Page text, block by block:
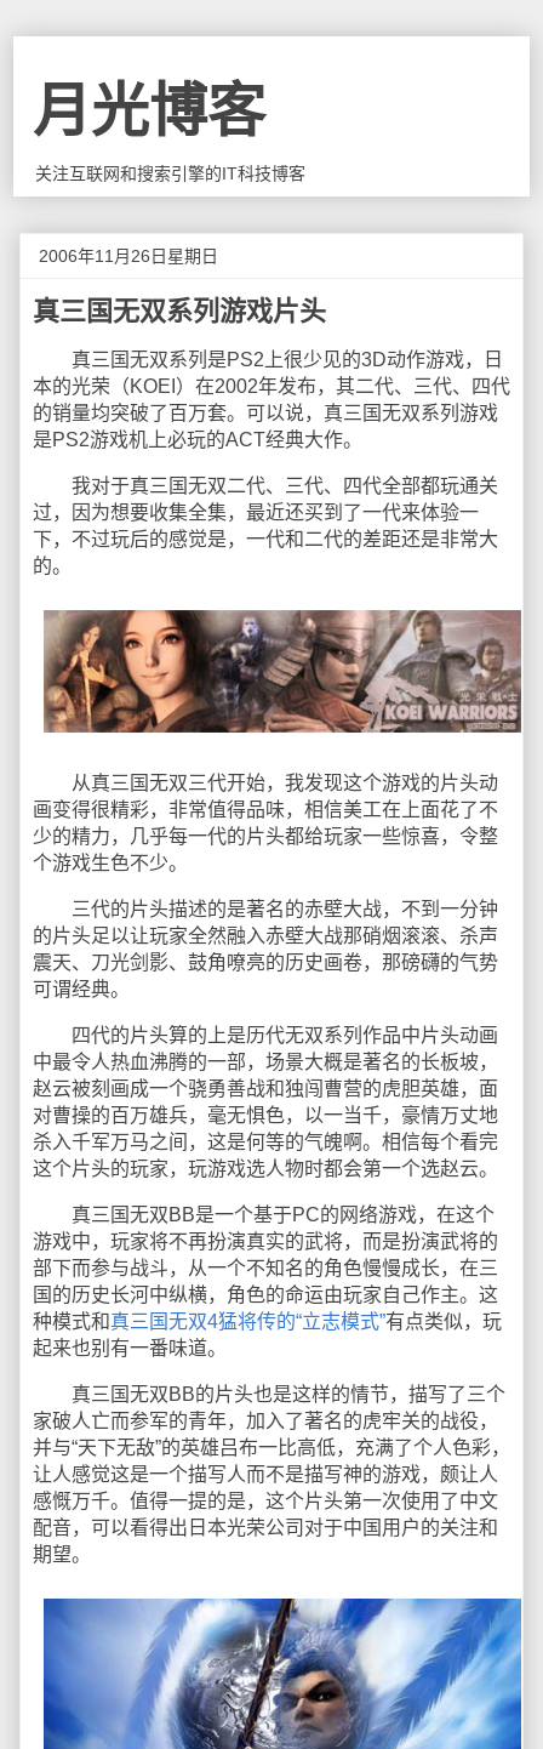
月光博客
关注互联网和搜索引擎的IT科技博客
2006年11月26日星期日
真三国无双系列游戏片头
真三国无双系列是PS2上很少见的3D动作游戏，日
本的光荣（KOEI）在2002年发布，其二代、三代、四代
的销量均突破了百万套。可以说，真三国无双系列游戏
是PS2游戏机上必玩的ACT经典大作。
我对于真三国无双二代、三代、四代全部都玩通关
过，因为想要收集全集，最近还买到了一代来体验一
下，不过玩后的感觉是，一代和二代的差距还是非常大
的。
从真三国无双三代开始，我发现这个游戏的片头动
画变得很精彩，非常值得品味，相信美工在上面花了不
少的精力，几乎每一代的片头都给玩家一些惊喜，令整
个游戏生色不少。
三代的片头描述的是著名的赤壁大战，不到一分钟
的片头足以让玩家全然融入赤壁大战那硝烟滚滚、杀声
震天、刀光剑影、鼓角嘹亮的历史画卷，那磅礴的气势
可谓经典。
四代的片头算的上是历代无双系列作品中片头动画
中最令人热血沸腾的一部，场景大概是著名的长板坡，
赵云被刻画成一个骁勇善战和独闯曹营的虎胆英雄，面
对曹操的百万雄兵，毫无惧色，以一当千，豪情万丈地
杀入千军万马之间，这是何等的气魄啊。相信每个看完
这个片头的玩家，玩游戏选人物时都会第一个选赵云。
真三国无双BB是一个基于PC的网络游戏，在这个
游戏中，玩家将不再扮演真实的武将，而是扮演武将的
部下而参与战斗，从一个不知名的角色慢慢成长，在三
国的历史长河中纵横，角色的命运由玩家自己作主。这
种模式和真三国无双4猛将传的“立志模式”有点类似，玩
起来也别有一番味道。
真三国无双BB的片头也是这样的情节，描写了三个
家破人亡而参军的青年，加入了著名的虎牢关的战役，
并与“天下无敌”的英雄吕布一比高低，充满了个人色彩，
让人感觉这是一个描写人而不是描写神的游戏，颇让人
感慨万千。值得一提的是，这个片头第一次使用了中文
配音，可以看得出日本光荣公司对于中国用户的关注和
期望。